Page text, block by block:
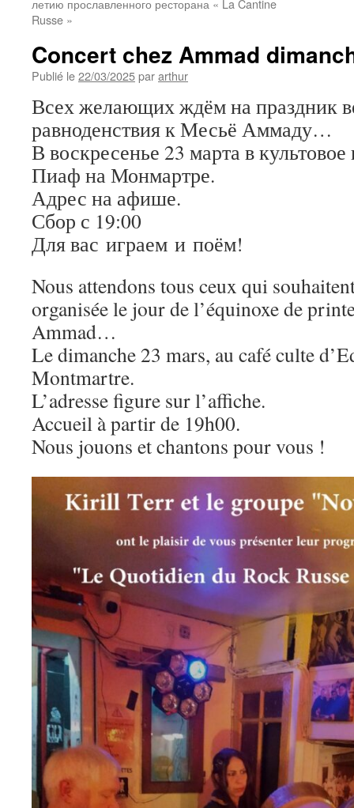
летию прославленного ресторана « La Cantine
Russe »
Concert chez Ammad
Publié le22/03/2025pararthur
Всех желающих ждём на праздник
равноденствия к Месьё Аммаду…
В воскресенье 23 марта в
Пиаф на Монмартре.
Адрес на афише.
Сбор с 19:00
Для вас играем и поём!
Nous attendons tous ceux qui
organisée le jour de l’équinoxe de
Ammad…
Le dimanche 23 mars, au café culte
Montmartre.
L’adresse figure sur l’affiche.
Accueil à partir de 19h00.
Nous jouons et chantons pour vous !